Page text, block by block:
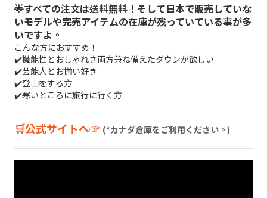
🌟すべての注文は送料無料！そして日本で販売していな
いモデルや完売アイテムの在庫が残っていている事が多
いですよ。
こんな方におすすめ！
✔️機能性とおしゃれさ両方兼ね備えたダウンが欲しい
✔️芸能人とお揃い好き
✔️登山をする方
✔️寒いところに旅行に行く方
🛒公式サイトへ☞ (*カナダ倉庫をご利用ください。)